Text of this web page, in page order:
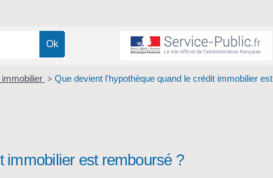
> Que devient l'hypothèque quand le crédit immobilier est
immobilier est remboursé ?